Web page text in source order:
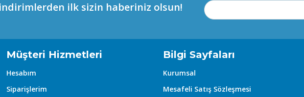
ilk sizin haberiniz olsun!
Müşteri Hizmetleri
Hesabım
Siparişlerim
Bilgi Sayfaları
Kurumsal
Mesafeli Satış Sözleşmesi